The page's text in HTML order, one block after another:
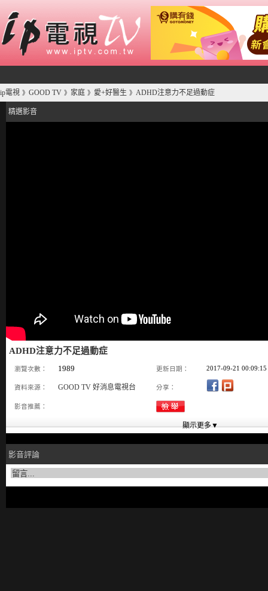
ip電視 》 GOOD TV 》 家庭 》 愛+好醫生 》 ADHD注意力不足過動症
精選影音
ADHD注意力不足過動症
瀏覽次數： 1989 更新日期： 2017-09-21 00:09:15
資料來源： GOOD TV 好消息電視台 分享：
影音推薦：
影音評論